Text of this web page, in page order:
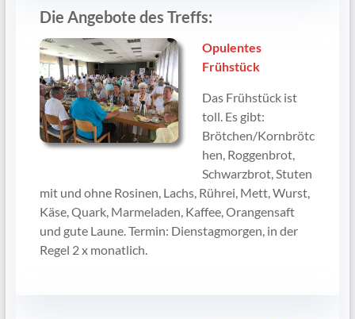
Die Angebote des Treffs:
Opulentes
Frühstück
Das Frühstück ist
toll. Es gibt:
Brötchen/Kornbrötc
hen, Roggenbrot,
Schwarzbrot, Stuten
mit und ohne Rosinen, Lachs, Rührei, Mett, Wurst,
Käse, Quark, Marmeladen, Kaffee, Orangensaft
und gute Laune. Termin: Dienstagmorgen, in der
Regel 2 x monatlich.